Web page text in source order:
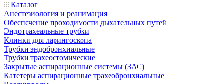
Каталог
Анестезиология и реанимация
Обеспечение проходимости дыхательных путей
Эндотрахеальные трубки
Клинки для ларингоскопа
Трубки эндобронхиальные
Трубки трахеостомические
Закрытые аспирационные системы (ЗАС)
Катетеры аспирационные трахеобронхиальные